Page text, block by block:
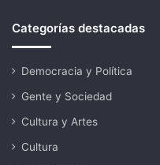
Categorías destacadas
Democracia y Política
Gente y Sociedad
Cultura y Artes
Cultura